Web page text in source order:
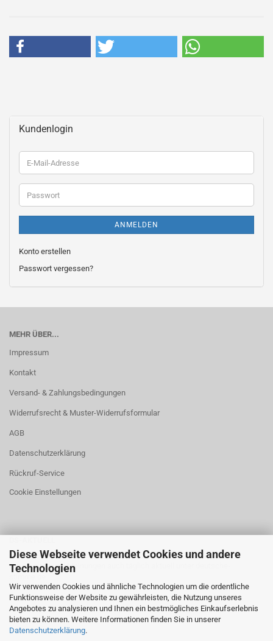
Diese Webseite verwendet Cookies und andere
Technologien
Wir verwenden Cookies und ähnliche Technologien um die ordentliche
Funktionsweise der Website zu gewährleisten, die Nutzung unseres
Angebotes zu analysieren und Ihnen ein bestmögliches Einkaufserlebnis
bieten zu können. Weitere Informationen finden Sie in unserer
Datenschutzerklärung.
Kundenlogin
E-
Mail-
Adresse
Passwort
ANMELDEN
Konto erstellen
Passwort vergessen?
MEHR ÜBER...
Impressum
Kontakt
Versand- & Zahlungsbedingungen
Widerrufsrecht & Muster-Widerrufsformular
AGB
Datenschutzerklärung
Rückruf-Service
Cookie Einstellungen
Neuigkeiten und Meinungen auch täglich aktuell unter